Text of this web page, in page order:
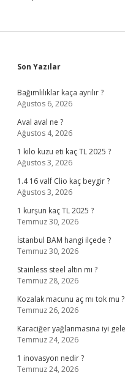
Sidebar
Son Yazılar
Bağımlılıklar kaça ayrılır ?
Ağustos 6, 2026
Aval aval ne ?
Ağustos 4, 2026
1 kilo kuzu eti kaç TL 2025 ?
Ağustos 3, 2026
1.4 16 valf Clio kaç beygir ?
Ağustos 3, 2026
1 kurşun kaç TL 2025 ?
Temmuz 30, 2026
İstanbul BAM hangi ilçede ?
Temmuz 30, 2026
Stainless steel altın mı ?
Temmuz 28, 2026
Kozalak macunu aç mı tok mu ?
Temmuz 26, 2026
Karaciğer yağlanmasına iyi
Temmuz 24, 2026
1 inovasyon nedir ?
Temmuz 24, 2026